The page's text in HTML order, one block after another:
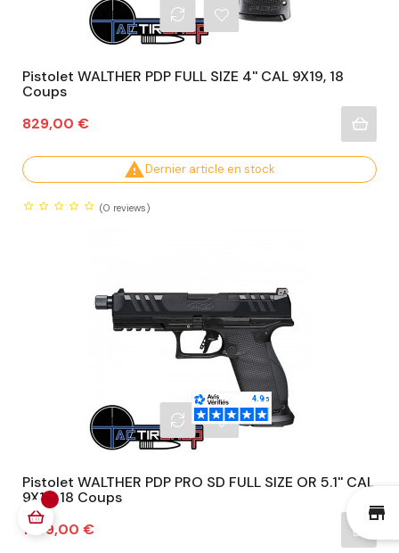
Pistolet WALTHER PDP FULL SIZE 4'' CAL 9X19, 18
Coups
Prix
829,00 €
Dernier article en stock
(0 reviews)
Pistolet WALTHER PDP PRO SD FULL SIZE OR 5.1'' CAL
9X19, 18 Coups
Prix
1 199,00 €